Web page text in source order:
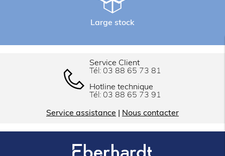
Large stock
Service Client
Tél: 03 88 65 73 81
Hotline technique
Tél: 03 88 65 73 91
Service assistance Nous contacter